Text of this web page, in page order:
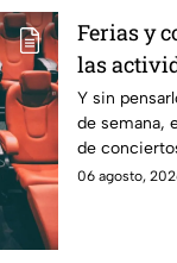
Ferias y
las
habrá en
9 de
Y sin
de semana,
de
son las
06 agosto,